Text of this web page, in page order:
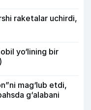
raketalar uchirdi,
yo‘lining bir
mag‘lub etdi,
g‘alabani